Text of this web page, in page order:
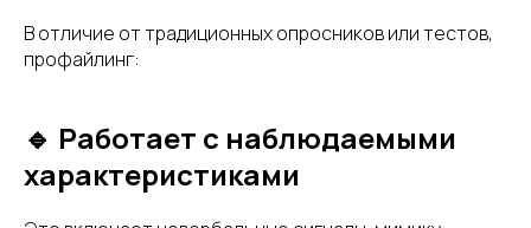
В отличие от традиционных опросников или тестов,
профайлинг:
🔹 Работает с наблюдаемыми
характеристиками